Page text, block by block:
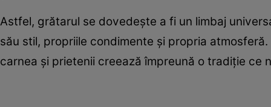
Astfel, grătarul se dovedește a fi un limbaj
său stil, propriile condimente și propria
carnea și prietenii creează împreună o tradiție ce